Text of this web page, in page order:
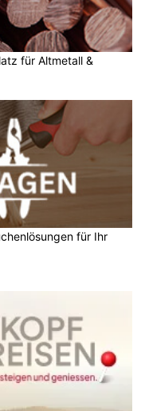
für Altmetall &
für Ihr